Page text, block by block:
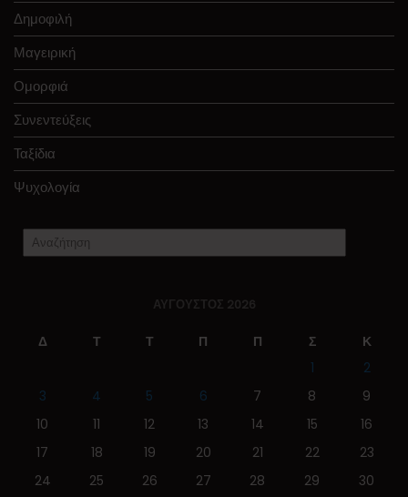
Δημοφιλή
Μαγειρική
Ομορφιά
Συνεντεύξεις
Ταξίδια
Ψυχολογία
ΑΎΓΟΥΣΤΟΣ 2026
Δ Τ Τ Π Π Σ
Κ
1
2
3
4 5 6 7 8
9
10
11 12 13 14 15
16
17
18 19 20 21 22
23
24
25 26 27 28 29 30